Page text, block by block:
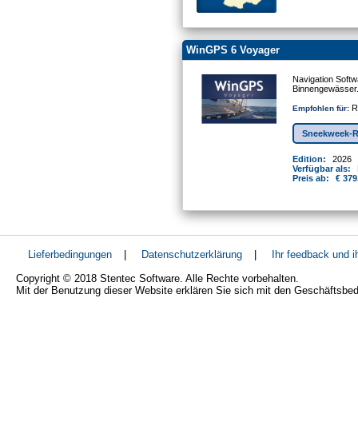
WinGPS 6 Voyager
Navigation
Binnengewässer.
Empfohlen für:
Sneekweek-
Edition:
2026
Verfügbar als:
Preis ab:
€
Lieferbedingungen | Datenschutzerklärung |
Ihr feedback und
Copyright © 2018 Stentec Software. Alle Rechte vorbehalten.
Mit der Benutzung dieser Website erklären Sie sich mit den